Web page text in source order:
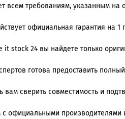
всем требованиям, указанным
официальная гарантия на 1
it stock 24 вы найдете только
готова предоставить
сверить совместимость и
официальными